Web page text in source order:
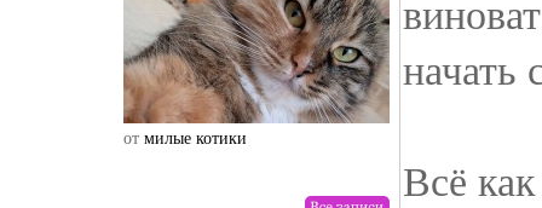
от милые котики
начать
Всё